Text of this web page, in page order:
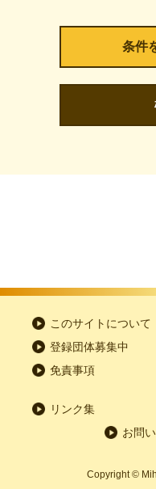
このサイトについて
登録団体募集中
免責事項
リンク集
お問
Copyright ©